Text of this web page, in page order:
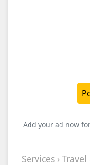
Add your ad now
Services ›